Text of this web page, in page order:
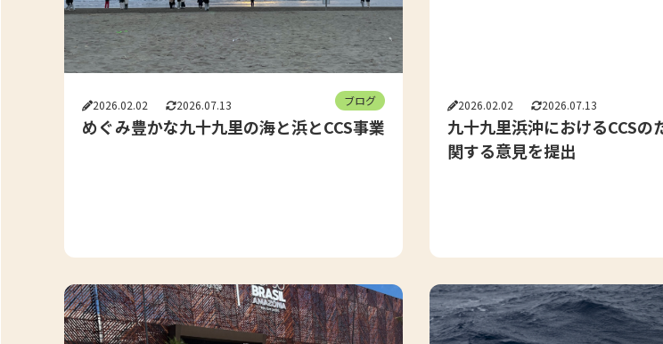
2026.02.02 2026.07.13 ブログ
めぐみ豊かな九十九里の海と浜とCCS事業
2026.02.02 2026.07.13
九十九里浜沖におけるCCSの
関する意見を提出